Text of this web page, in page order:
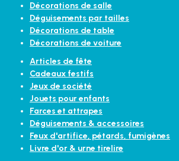
Décorations de salle
Déguisements par tailles
Décorations de table
Décorations de voiture
Articles de fête
Cadeaux festifs
Jeux de société
Jouets pour enfants
Farces et attrapes
Déguisements & accessoires
Feux d'artifice, pétards, fumigènes
Livre d'or & urne tirelire